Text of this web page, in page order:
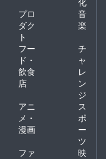
プロ
ダク
ト
音
楽
フー
ド・
飲食
店
チ
ャ
レ
ン
ジ
アニ
メ・
漫画
ス
ポ
ー
ツ
ファ
映